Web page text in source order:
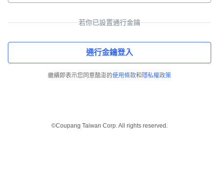
若你已設置通行金鑰
通行金鑰登入
繼續即表示您同意酷澎的使用條款和 隱私權政策
©Coupang Taiwan Corp. All rights reserved.